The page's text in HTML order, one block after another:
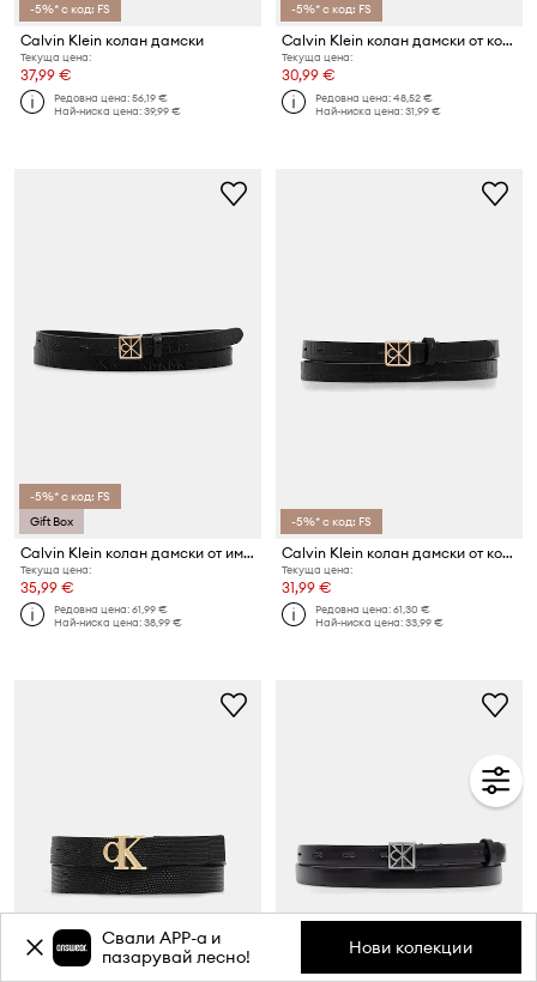
-5%* с код: FS
Calvin Klein колан дамски
Текуща цена:
37,99 €
Редовна цена:56,19 €
Най-ниска цена:39,99 €
-5%* с код: FS
Calvin Klein колан дамски от кожа
Текуща цена:
30,99 €
Редовна цена:48,52 €
Най-ниска цена:31,99 €
-5%* с код: FS
Gift Box
Calvin Klein колан дамски от имитация на кожа
Текуща цена:
35,99 €
Редовна цена:61,99 €
Най-ниска цена:38,99 €
-5%* с код: FS
Calvin Klein колан дамски от кожа
Текуща цена:
31,99 €
Редовна цена:61,30 €
Най-ниска цена:33,99 €
Свали APP-a и
пазарувай лесно!
Нови колекции